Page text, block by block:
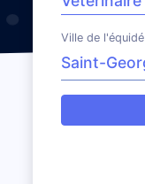
Ville de l'équidé